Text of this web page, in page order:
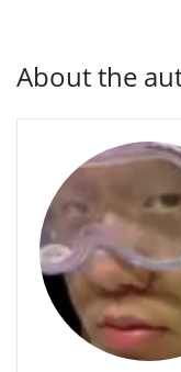
About the